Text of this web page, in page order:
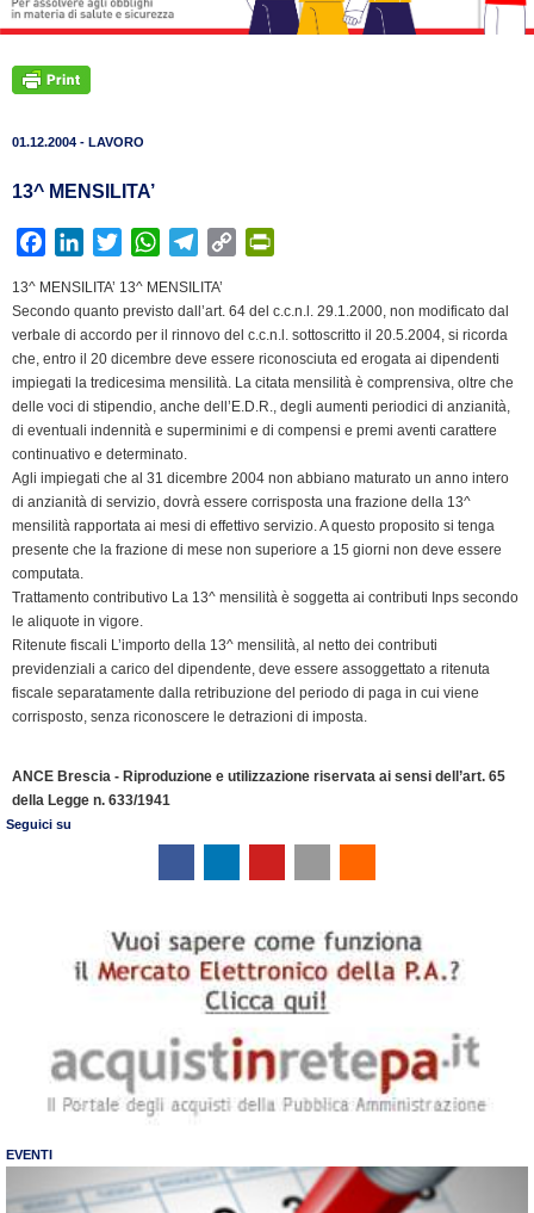
01.12.2004 - LAVORO
13^ MENSILITA’
c
e
b
o
o
k
n
k
e
d
I
n
i
t
t
e
r
W
a
t
s
A
p
p
l
e
g
r
a
m
C
y
L
i
n
k
n
t
F
r
e
n
d
l
13^ MENSILITA’ 13^ MENSILITA’
Secondo quanto previsto dall’art. 64 del c.c.n.l. 29.1.2000, non modificato dal
verbale di accordo per il rinnovo del c.c.n.l. sottoscritto il 20.5.2004, si ricorda
che, entro il 20 dicembre deve essere riconosciuta ed erogata ai dipendenti
impiegati la tredicesima mensilità. La citata mensilità è comprensiva, oltre che
delle voci di stipendio, anche dell’E.D.R., degli aumenti periodici di anzianità,
di eventuali indennità e superminimi e di compensi e premi aventi carattere
continuativo e determinato.
Agli impiegati che al 31 dicembre 2004 non abbiano maturato un anno intero
di anzianità di servizio, dovrà essere corrisposta una frazione della 13^
mensilità rapportata ai mesi di effettivo servizio. A questo proposito si tenga
presente che la frazione di mese non superiore a 15 giorni non deve essere
computata.
Trattamento contributivo La 13^ mensilità è soggetta ai contributi Inps secondo
le aliquote in vigore.
Ritenute fiscali L’importo della 13^ mensilità, al netto dei contributi
previdenziali a carico del dipendente, deve essere assoggettato a ritenuta
fiscale separatamente dalla retribuzione del periodo di paga in cui viene
corrisposto, senza riconoscere le detrazioni di imposta.
ANCE Brescia - Riproduzione e utilizzazione riservata ai sensi dell’art. 65
della Legge n. 633/1941
Seguici su
EVENTI